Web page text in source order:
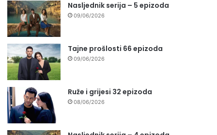
Nasljednik serija – 5 epizoda
09/06/2026
Tajne prošlosti 66 epizoda
09/06/2026
Ruže i grijesi 32 epizoda
08/06/2026